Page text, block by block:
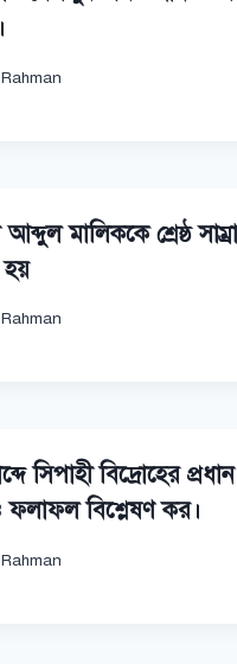
মালিককে শ্রেষ্ঠ
হয়
সিপাহী বিদ্রোহের প্রধান
বিশ্লেষণ কর।